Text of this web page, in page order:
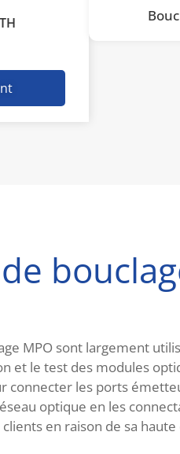
MPO sont largement
et le test des modules
connecter les ports
optique en les
en raison de sa